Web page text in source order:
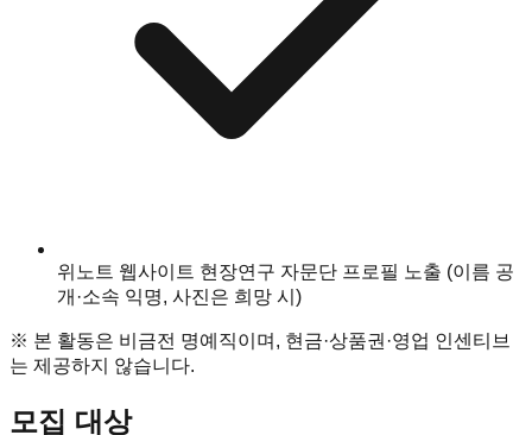
위노트 웹사이트 현장연구 자문단 프로필 노출 (이름 공
개·소속 익명, 사진은 희망 시)
※ 본 활동은 비금전 명예직이며, 현금·상품권·영업 인센티브
는 제공하지 않습니다.
모집 대상